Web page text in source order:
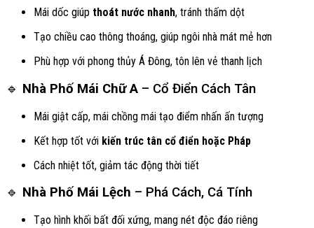
Mái dốc giúp thoát nước nhanh, tránh thấm dột
Tạo chiều cao thông thoáng, giúp ngôi nhà mát mẻ hơn
Phù hợp với phong thủy Á Đông, tôn lên vẻ thanh lịch
🔹 Nhà Phố Mái Chữ A – Cổ Điển Cách Tân
Mái giật cấp, mái chồng mái tạo điểm nhấn ấn tượng
Kết hợp tốt với kiến trúc tân cổ điển hoặc Pháp
Cách nhiệt tốt, giảm tác động thời tiết
🔹 Nhà Phố Mái Lệch – Phá Cách, Cá Tính
Tạo hình khối bất đối xứng, mang nét độc đáo riêng